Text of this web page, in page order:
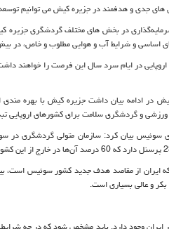
هاى جدى و هدفمند در جزيره كيش می توانیم
اساسی و شرایط آب و هوایی مطلوب و خاص، در
در ایام سرد سال این فرصت را خواهند
در ادامه بیان داشت جزیره کیش با بهره
و گردشگری سلامت برای کشورهای اروپایی
سوئیس بیان کرد: سازمان متولی گردشگری
ایران از مقاصد هدف جدید کشور سوئیس
بکر و عالی بسیاری است.